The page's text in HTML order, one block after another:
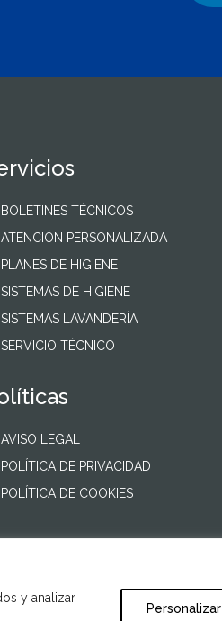
y analizar
Personalizar
BOLETINES TÉCNICOS
ATENCIÓN PERSONALIZADA
PLANES DE HIGIENE
SISTEMAS DE HIGIENE
SISTEMAS LAVANDERÍA
SERVICIO TÉCNICO
AVISO LEGAL
POLÍTICA DE PRIVACIDAD
POLÍTICA DE COOKIES